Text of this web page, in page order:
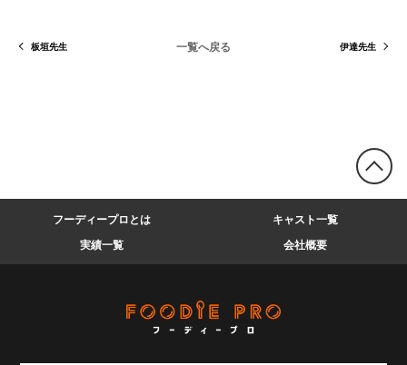
板垣先生 一覧へ戻る 伊達先生
フーディープロとは
キャスト一覧
実績一覧
会社概要